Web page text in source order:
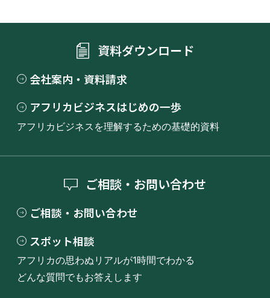
資料ダウンロード
会社案内・資料請求
アフリカビジネスはじめの一歩
アフリカビジネスを理解するための基礎的資料
ご相談・お問い合わせ
ご相談・お問い合わせ
スポット相談
アフリカの思わぬリアルが1時間でわかる
どんな質問でもお答えします